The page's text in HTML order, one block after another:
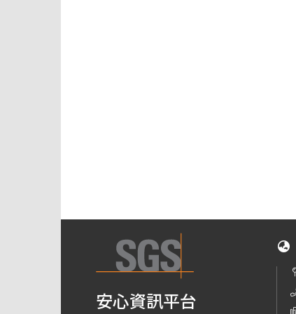
安心資訊平台